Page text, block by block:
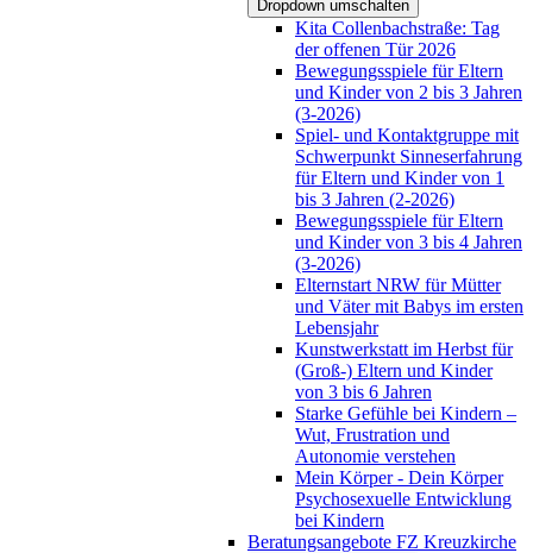
Dropdown umschalten
Kita Collenbachstraße: Tag
der offenen Tür 2026
Bewegungsspiele für Eltern
und Kinder von 2 bis 3 Jahren
(3-2026)
Spiel- und Kontaktgruppe mit
Schwerpunkt Sinneserfahrung
für Eltern und Kinder von 1
bis 3 Jahren (2-2026)
Bewegungsspiele für Eltern
und Kinder von 3 bis 4 Jahren
(3-2026)
Elternstart NRW für Mütter
und Väter mit Babys im ersten
Lebensjahr
Kunstwerkstatt im Herbst für
(Groß-) Eltern und Kinder
von 3 bis 6 Jahren
Starke Gefühle bei Kindern –
Wut, Frustration und
Autonomie verstehen
Mein Körper - Dein Körper
Psychosexuelle Entwicklung
bei Kindern
Beratungsangebote FZ Kreuzkirche